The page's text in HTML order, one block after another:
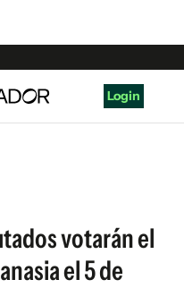
Login
votarán el
el 5 de